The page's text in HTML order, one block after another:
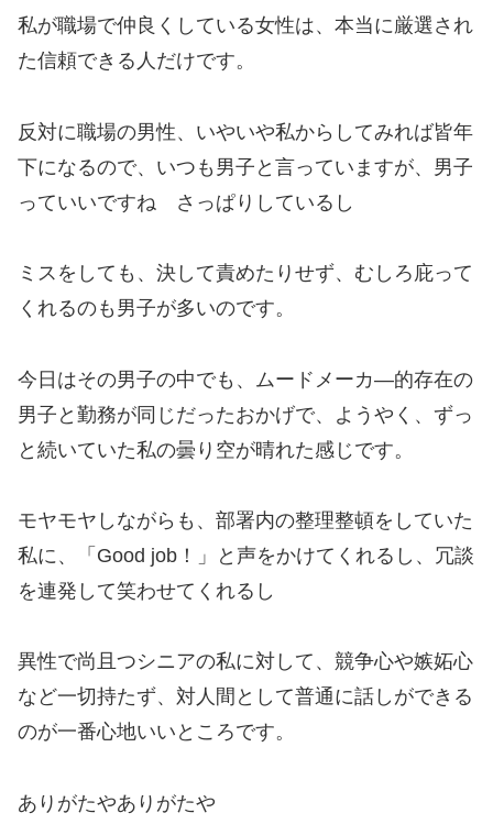
私が職場で仲良くしている女性は、本当に厳選され
た信頼できる人だけです。
反対に職場の男性、いやいや私からしてみれば皆年
下になるので、いつも男子と言っていますが、男子
っていいですね さっぱりしているし
ミスをしても、決して責めたりせず、むしろ庇って
くれるのも男子が多いのです。
今日はその男子の中でも、ムードメーカ―的存在の
男子と勤務が同じだったおかげで、ようやく、ずっ
と続いていた私の曇り空が晴れた感じです。
モヤモヤしながらも、部署内の整理整頓をしていた
私に、「 Good job！」と声をかけてくれるし、冗談
を連発して笑わせてくれるし
異性で尚且つシニアの私に対して、競争心や嫉妬心
など一切持たず、対人間として普通に話しができる
のが一番心地いいところです。
ありがたやありがたや